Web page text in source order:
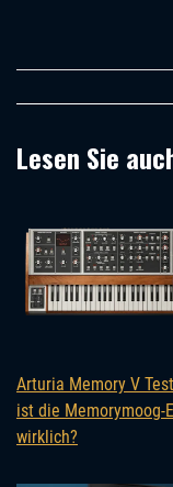
Lesen Sie
Arturia Memory V
ist die Memorymoog-
wirklich?